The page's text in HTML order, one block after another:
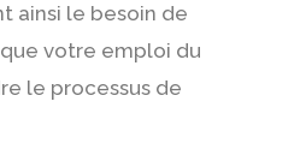
ainsi le besoin de
votre emploi du
le processus de